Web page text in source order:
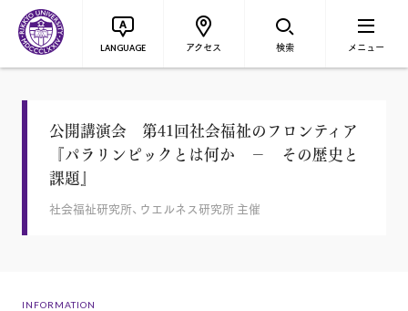
LANGUAGE アクセス 検索 メニュー
公開講演会 第41回社会福祉のフロンティア
『パラリンピックとは何か － その歴史と
課題』
社会福祉研究所、ウエルネス研究所 主催
INFORMATION